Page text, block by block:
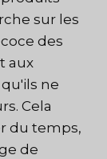
sur les
des
aux
ne
Cela
du temps,
de